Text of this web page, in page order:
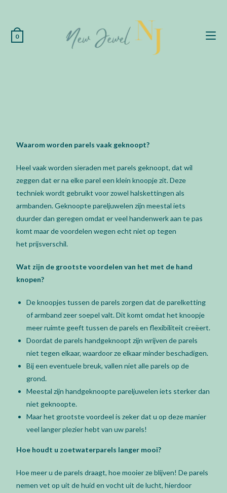
0
Waarom worden parels vaak geknoopt?
Heel vaak worden sieraden met parels geknoopt, dat wil
zeggen dat er na elke parel een klein knoopje zit. Deze
techniek wordt gebruikt voor zowel halskettingen als
armbanden. Geknoopte pareljuwelen zijn meestal iets
duurder dan geregen omdat er veel handenwerk aan te pas
komt maar de voordelen wegen echt niet op tegen
het prijsverschil.
Wat zijn de grootste voordelen van het met de hand
knopen?
De knoopjes tussen de parels zorgen dat de parelketting
of armband zeer soepel valt. Dit komt omdat het knoopje
meer ruimte geeft tussen de parels en flexibiliteit creëert.
Doordat de parels handgeknoopt zijn wrijven de parels
niet tegen elkaar, waardoor ze elkaar minder beschadigen.
Bij een eventuele breuk, vallen niet alle parels op de
grond.
Meestal zijn handgeknoopte pareljuwelen iets sterker dan
niet geknoopte.
Maar het grootste voordeel is zeker dat u op deze manier
veel langer plezier hebt van uw parels!
Hoe houdt u zoetwaterparels langer mooi?
Hoe meer u de parels draagt, hoe mooier ze blijven! De parels
nemen vet op uit de huid en vocht uit de lucht, hierdoor